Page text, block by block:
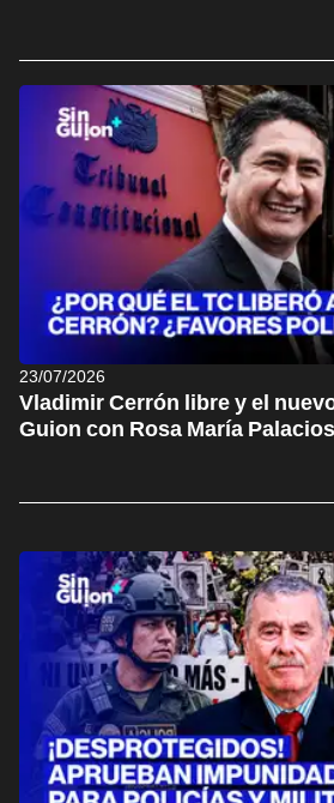
23/07/2026
Vladimir Cerrón libre y el
Guion con Rosa María Palacios